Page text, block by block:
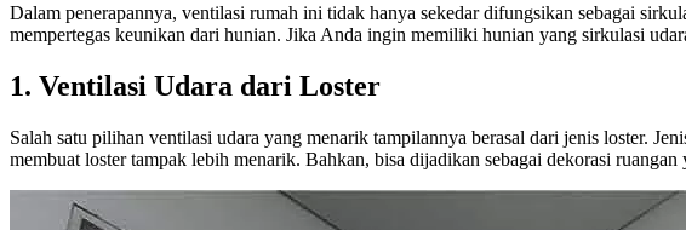
Dalam penerapannya, ventilasi rumah ini tidak hanya sekedar difungsikan sebagai
mempertegas keunikan dari hunian. Jika Anda ingin memiliki hunian yang sirkulasi
1. Ventilasi Udara dari Loster
Salah satu pilihan ventilasi udara yang menarik tampilannya berasal dari jenis loster.
membuat loster tampak lebih menarik. Bahkan, bisa dijadikan sebagai dekorasi ruangan